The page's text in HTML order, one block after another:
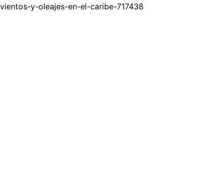
vientos-y-oleajes-en-el-caribe-717438